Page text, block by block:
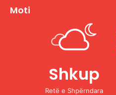
e
b
o
Moti
Shkup
Retë e Shpërndara